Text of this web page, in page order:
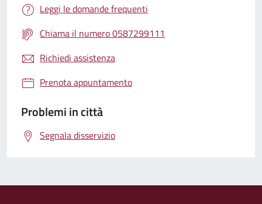
Leggi le domande frequenti
Chiama il numero 0587299111
Richiedi assistenza
Prenota appuntamento
Problemi in città
Segnala disservizio